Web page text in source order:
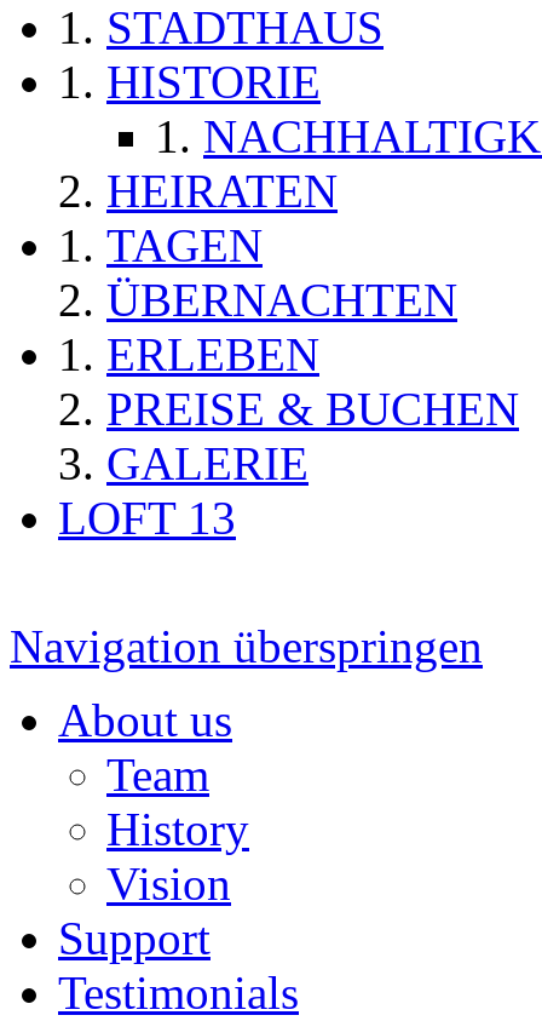
STADTHAUS
HISTORIE
HEIRATEN
TAGEN
ÜBERNACHTEN
ERLEBEN
PREISE & BUCHEN
GALERIE
LOFT 13
Navigation überspringen
About us
Team
History
Vision
Support
Testimonials